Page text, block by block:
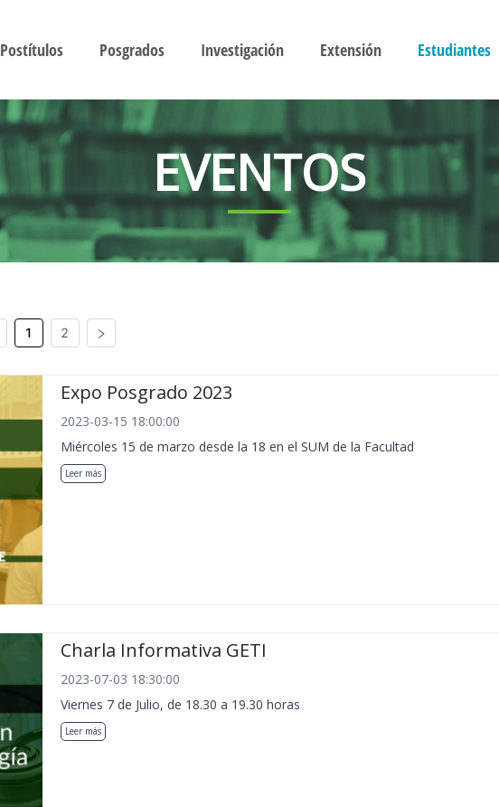
Postítulos Posgrados Investigación Extensión Estudiantes
EVENTOS
1 2
Expo Posgrado 2023
2023-03-15 18:00:00
Miércoles 15 de marzo desde la 18 en el SUM de la Facultad
Leer más
Charla Informativa GETI
2023-07-03 18:30:00
Viernes 7 de Julio, de 18.30 a 19.30 horas
Leer más